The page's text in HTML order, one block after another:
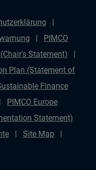
PIMCO
Statement)
Plan (Statement of
Finance
PIMCO Europe
Statement)
Site Map